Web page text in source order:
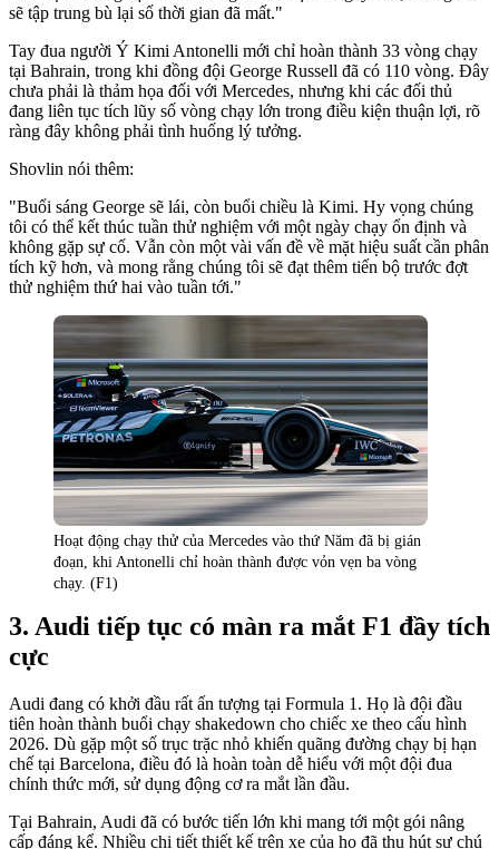
sẽ tập trung bù lại số thời gian đã mất."
Tay đua người Ý Kimi Antonelli mới chỉ hoàn thành 33 vòng chạy
tại Bahrain, trong khi đồng đội George Russell đã có 110 vòng. Đây
chưa phải là thảm họa đối với Mercedes, nhưng khi các đối thủ
đang liên tục tích lũy số vòng chạy lớn trong điều kiện thuận lợi, rõ
ràng đây không phải tình huống lý tưởng.
Shovlin nói thêm:
"Buổi sáng George sẽ lái, còn buổi chiều là Kimi. Hy vọng chúng
tôi có thể kết thúc tuần thử nghiệm với một ngày chạy ổn định và
không gặp sự cố. Vẫn còn một vài vấn đề về mặt hiệu suất cần phân
tích kỹ hơn, và mong rằng chúng tôi sẽ đạt thêm tiến bộ trước đợt
thử nghiệm thứ hai vào tuần tới."
Hoạt động chạy thử của Mercedes vào thứ Năm đã bị gián
đoạn, khi Antonelli chỉ hoàn thành được vỏn vẹn ba vòng
chạy. (F1)
Audi tiếp tục có màn ra mắt F1 đầy tích
cực
Audi đang có khởi đầu rất ấn tượng tại Formula 1. Họ là đội đầu
tiên hoàn thành buổi chạy shakedown cho chiếc xe theo cấu hình
2026. Dù gặp một số trục trặc nhỏ khiến quãng đường chạy bị hạn
chế tại Barcelona, điều đó là hoàn toàn dễ hiểu với một đội đua
chính thức mới, sử dụng động cơ ra mắt lần đầu.
Tại Bahrain, Audi đã có bước tiến lớn khi mang tới một gói nâng
cấp đáng kể. Nhiều chi tiết thiết kế trên xe của họ đã thu hút sự chú